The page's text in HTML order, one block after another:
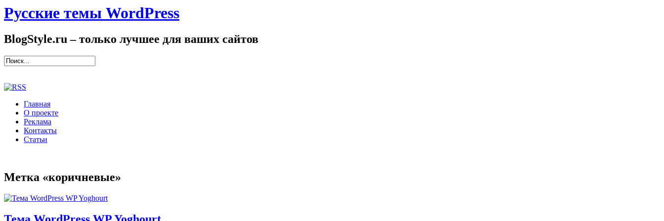
Русские темы WordPress
BlogStyle.ru – только лучшее для ваших сайтов
Главная
О проекте
Реклама
Контакты
Статьи
Метка «коричневые»